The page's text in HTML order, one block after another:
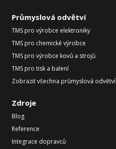
Průmyslová odvětví
TMS pro výrobce elektroniky
TMS pro chemické výrobce
TMS pro výrobce kovů a strojů
TMS pro tisk a balení
Zobrazit všechna průmyslová odvětví
Zdroje
Blog
Reference
Integrace dopravců